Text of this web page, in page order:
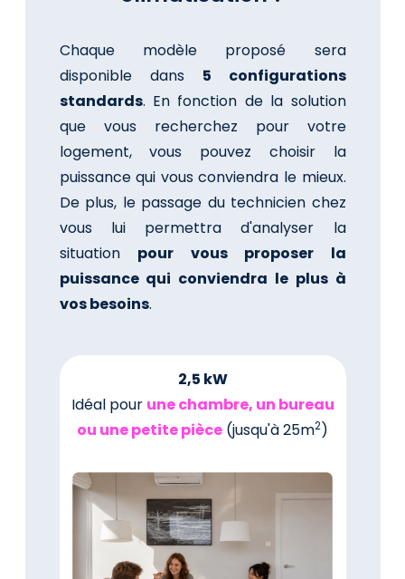
Chaque modèle proposé sera
disponible dans 5 configurations
standards. En fonction de la solution
que vous recherchez pour votre
logement, vous pouvez choisir la
puissance qui vous conviendra le mieux.
De plus, le passage du technicien chez
vous lui permettra d'analyser la
situation pour vous proposer la
puissance qui conviendra le plus à
vos besoins.
2,5 kW
Idéal pour une chambre, un bureau
ou une petite pièce (jusqu'à 25m2)